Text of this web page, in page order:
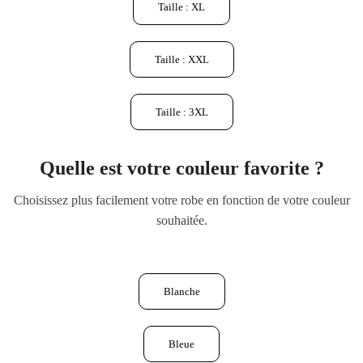
Taille : XL
Taille : XXL
Taille : 3XL
Quelle est votre couleur favorite ?
Choisissez plus facilement votre robe en fonction de votre couleur
souhaitée.
Blanche
Bleue